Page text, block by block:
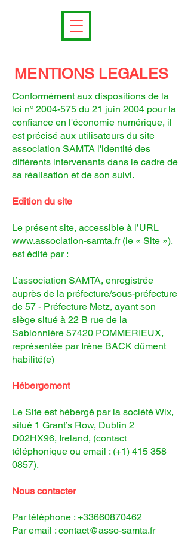
MENTIONS LEGALES
Conformément aux dispositions de la
loi n° 2004-575 du 21 juin 2004 pour la
confiance en l'économie numérique, il
est précisé aux utilisateurs du site
association SAMTA l'identité des
différents intervenants dans le cadre de
sa réalisation et de son suivi.
Edition du site
Le présent site, accessible à l’URL
www.association-samta.fr(le « Site »),
est édité par :
L’association SAMTA, enregistrée
auprès de la préfecture/sous-préfecture
de 57 - Préfecture Metz, ayant son
siège situé à 22 B rue de la
Sablonnière 57420 POMMERIEUX,
représentée par Irène BACK dûment
habilité(e)
Hébergement
Le Site est hébergé par la société Wix,
situé 1 Grant’s Row, Dublin 2
D02HX96, Ireland, (contact
téléphonique ou email : (+1) 415 358
0857).
Nous contacter
Par téléphone : +33660870462
Par email : contact@asso-samta.fr